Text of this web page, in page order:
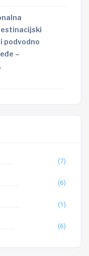
podvodno
–
(7)
(6)
(1)
(6)